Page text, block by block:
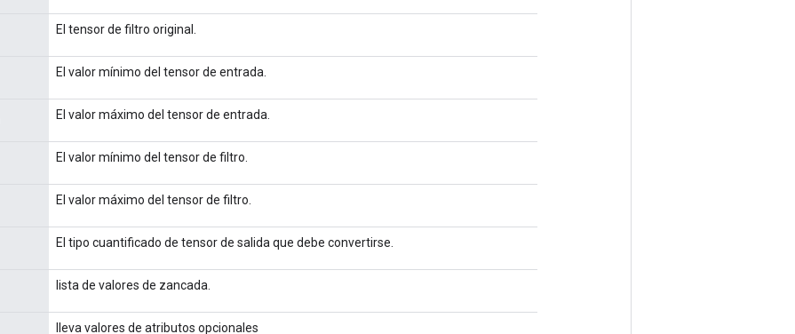
El tensor de filtro original.
El valor mínimo del tensor de entrada.
El valor máximo del tensor de entrada.
El valor mínimo del tensor de filtro.
El valor máximo del tensor de filtro.
El tipo cuantificado de tensor de salida que debe convertirse.
lista de valores de zancada.
lleva valores de atributos opcionales